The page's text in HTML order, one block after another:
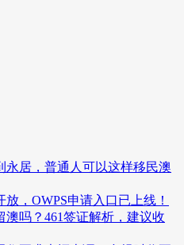
永居，普通人可以这样移民澳
，OWPS申请入口已上线！
澳吗？461签证解析，建议收